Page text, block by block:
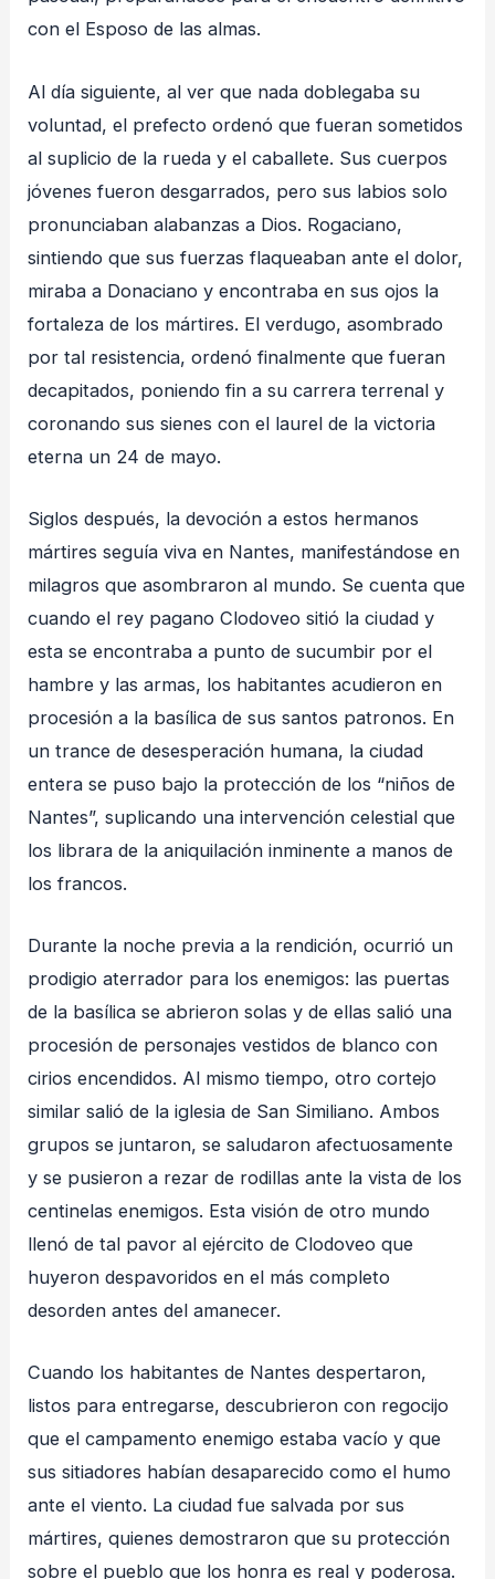
con el Esposo de las almas.
Al día siguiente, al ver que nada doblegaba su
voluntad, el prefecto ordenó que fueran sometidos
al suplicio de la rueda y el caballete. Sus cuerpos
jóvenes fueron desgarrados, pero sus labios solo
pronunciaban alabanzas a Dios. Rogaciano,
sintiendo que sus fuerzas flaqueaban ante el dolor,
miraba a Donaciano y encontraba en sus ojos la
fortaleza de los mártires. El verdugo, asombrado
por tal resistencia, ordenó finalmente que fueran
decapitados, poniendo fin a su carrera terrenal y
coronando sus sienes con el laurel de la victoria
eterna un 24 de mayo.
Siglos después, la devoción a estos hermanos
mártires seguía viva en Nantes, manifestándose en
milagros que asombraron al mundo. Se cuenta que
cuando el rey pagano Clodoveo sitió la ciudad y
esta se encontraba a punto de sucumbir por el
hambre y las armas, los habitantes acudieron en
procesión a la basílica de sus santos patronos. En
un trance de desesperación humana, la ciudad
entera se puso bajo la protección de los “niños de
Nantes”, suplicando una intervención celestial que
los librara de la aniquilación inminente a manos de
los francos.
Durante la noche previa a la rendición, ocurrió un
prodigio aterrador para los enemigos: las puertas
de la basílica se abrieron solas y de ellas salió una
procesión de personajes vestidos de blanco con
cirios encendidos. Al mismo tiempo, otro cortejo
similar salió de la iglesia de San Similiano. Ambos
grupos se juntaron, se saludaron afectuosamente
y se pusieron a rezar de rodillas ante la vista de los
centinelas enemigos. Esta visión de otro mundo
llenó de tal pavor al ejército de Clodoveo que
huyeron despavoridos en el más completo
desorden antes del amanecer.
Cuando los habitantes de Nantes despertaron,
listos para entregarse, descubrieron con regocijo
que el campamento enemigo estaba vacío y que
sus sitiadores habían desaparecido como el humo
ante el viento. La ciudad fue salvada por sus
mártires, quienes demostraron que su protección
sobre el pueblo que los honra es real y poderosa.